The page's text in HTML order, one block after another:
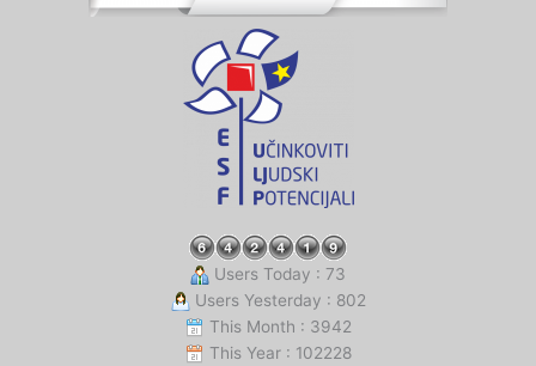
Users Today : 73
Users Yesterday : 802
This Month : 3942
This Year : 102228